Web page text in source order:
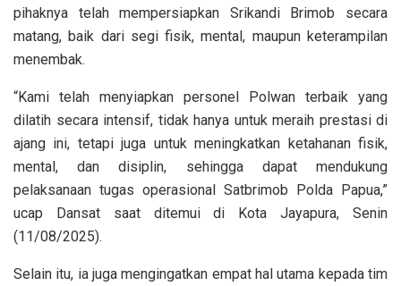
pihaknya telah mempersiapkan Srikandi Brimob secara
matang, baik dari segi fisik, mental, maupun keterampilan
menembak.
“Kami telah menyiapkan personel Polwan terbaik yang
dilatih secara intensif, tidak hanya untuk meraih prestasi di
ajang ini, tetapi juga untuk meningkatkan ketahanan fisik,
mental, dan disiplin, sehingga dapat mendukung
pelaksanaan tugas operasional Satbrimob Polda Papua,”
ucap Dansat saat ditemui di Kota Jayapura, Senin
(11/08/2025).
Selain itu, ia juga mengingatkan empat hal utama kepada tim